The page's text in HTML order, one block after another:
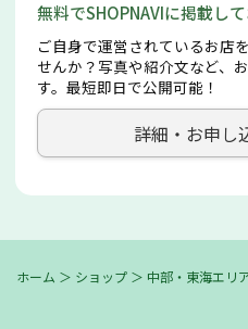
無料でSHOPNAVIに掲載し
ご自身で運営されているお店
せんか？写真や紹介文など、
す。最短即日で公開可能！
詳細・お申し
ホーム ＞ ショップ ＞ 中部・東海エリ